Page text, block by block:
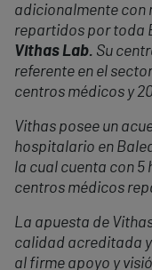
adicionalmente con
repartidos por toda
Vithas Lab. Su
referente en el
centros médicos y
Vithas posee un
hospitalario en
la cual cuenta con 5
centros médicos
La apuesta de
calidad acreditada
al firme apoyo y